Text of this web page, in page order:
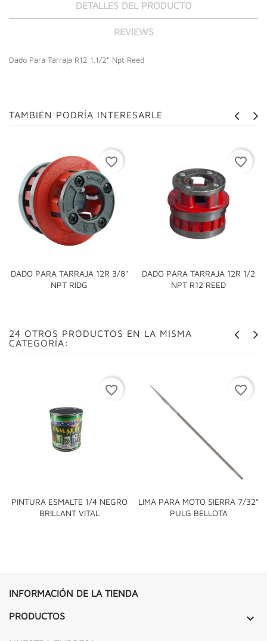
DETALLES DEL PRODUCTO
REVIEWS
Dado Para Tarraja R12 1.1/2" Npt Reed
TAMBIÉN PODRÍA INTERESARLE
DADO PARA TARRAJA 12R 3/8"
NPT RIDG
favorite_border
DADO PARA TARRAJA 12R 1/2
NPT R12 REED
favorite_border
24 OTROS PRODUCTOS EN LA MISMA
CATEGORÍA:
PINTURA ESMALTE 1/4 NEGRO
BRILLANT VITAL
favorite_border
LIMA PARA MOTO SIERRA 7/32"
PULG BELLOTA
favorite_border
INFORMACIÓN DE LA TIENDA
PRODUCTOS 